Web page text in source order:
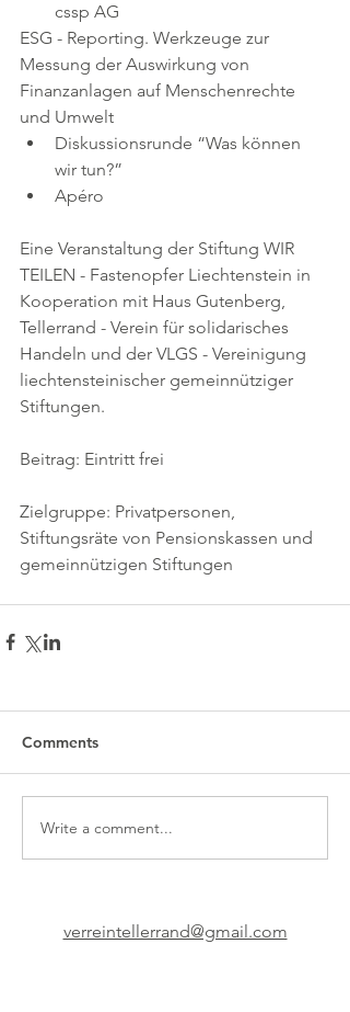
cssp AG
ESG - Reporting. Werkzeuge zur
Messung der Auswirkung von
Finanzanlagen auf Menschenrechte
und Umwelt
Diskussionsrunde “Was können
wir tun?”
Apéro
Eine Veranstaltung der Stiftung WIR
TEILEN - Fastenopfer Liechtenstein in
Kooperation mit Haus Gutenberg,
Tellerrand - Verein für solidarisches
Handeln und der VLGS - Vereinigung
liechtensteinischer gemeinnütziger
Stiftungen.
Beitrag: Eintritt frei
Zielgruppe: Privatpersonen,
Stiftungsräte von Pensionskassen und
gemeinnützigen Stiftungen
Comments
Write a comment...
verreintellerrand@gmail.com